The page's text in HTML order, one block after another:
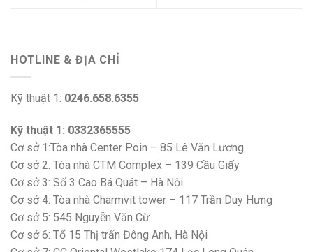
HOTLINE & ĐỊA CHỈ
Kỹ thuật 1: 0246.658.6355
Kỹ thuật 1: 0332365555
Cơ sở 1:Tòa nhà Center Poin – 85 Lê Văn Lương
Cơ sở 2: Tòa nhà CTM Complex – 139 Cầu Giấy
Cơ sở 3: Số 3 Cao Bá Quát – Hà Nội
Cơ sở 4: Tòa nhà Charmvit tower – 117 Trần Duy Hưng
Cơ sở 5: 545 Nguyễn Văn Cừ
Cơ sở 6: Tổ 15 Thị trấn Đông Anh, Hà Nội